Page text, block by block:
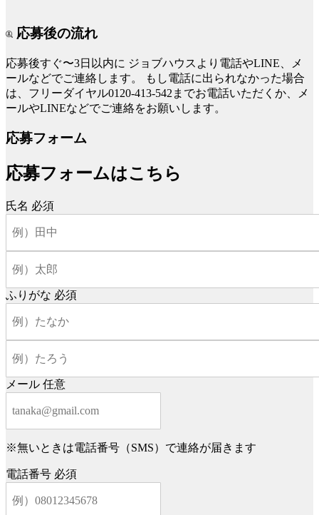
応募後の流れ
応募後すぐ〜3日以内に ジョブハウスより電話やLINE、メ
ールなどでご連絡します。
もし電話に出られなかった場合
は、フリーダイヤル0120-413-542までお電話いただくか、メ
ールやLINEなどでご連絡をお願いします。
応募フォーム
応募フォームはこちら
氏名 必須
ふりがな 必須
メール 任意
※無いときは電話番号（SMS）で連絡が届きます
電話番号 必須